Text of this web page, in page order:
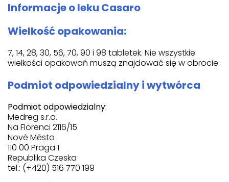
Informacje o leku Casaro
Wielkość opakowania:
7, 14, 28, 30, 56, 70, 90 i 98 tabletek. Nie wszystkie
wielkości opakowań muszą znajdować się w obrocie.
Podmiot odpowiedzialny i wytwórca
Podmiot odpowiedzialny:
Medreg s.r.o.
Na Florenci 2116/15
Nové Město
110 00 Praga 1
Republika Czeska
tel.: (+420) 516 770 199